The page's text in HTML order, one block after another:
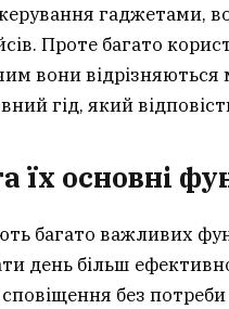
керування гаджетами,
Проте багато
вони відрізняються
гід, який
їх основні
багато важливих
день більш
без